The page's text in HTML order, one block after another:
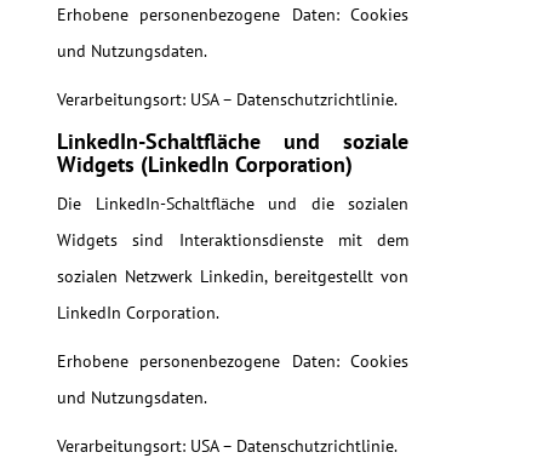
Erhobene personenbezogene Daten: Cookies
und Nutzungsdaten.
Verarbeitungsort: USA – Datenschutzrichtlinie.
LinkedIn-Schaltfläche und soziale
Widgets (LinkedIn Corporation)
Die LinkedIn-Schaltfläche und die sozialen
Widgets sind Interaktionsdienste mit dem
sozialen Netzwerk Linkedin, bereitgestellt von
LinkedIn Corporation.
Erhobene personenbezogene Daten: Cookies
und Nutzungsdaten.
Verarbeitungsort: USA – Datenschutzrichtlinie.